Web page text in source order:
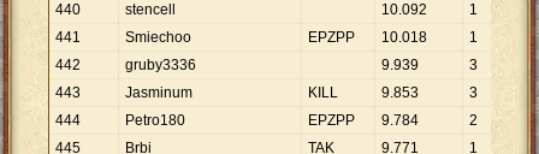
440
stencell 10.092 1
441
Smiechoo EPZPP 10.018 1
442
gruby3336 9.939 3 3
443
Jasminum KILL 9.853 3
.
444
Petro180 EPZPP 9.784 2 4.
445
Brbi TAK 9.771 1